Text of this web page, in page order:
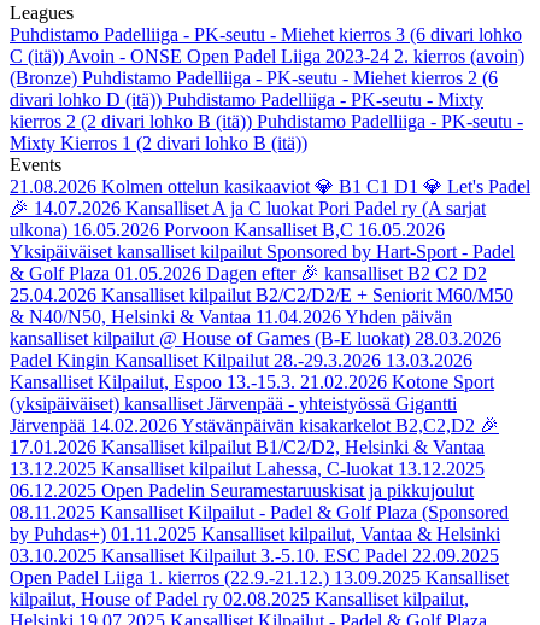
Leagues
Puhdistamo Padelliiga - PK-seutu - Miehet kierros 3 (6 divari lohko
C (itä)) Avoin - ONSE Open Padel Liiga 2023-24 2. kierros (avoin)
(Bronze) Puhdistamo Padelliiga - PK-seutu - Miehet kierros 2 (6
divari lohko D (itä)) Puhdistamo Padelliiga - PK-seutu - Mixty
kierros 2 (2 divari lohko B (itä)) Puhdistamo Padelliiga - PK-seutu -
Mixty Kierros 1 (2 divari lohko B (itä))
Events
21.08.2026 Kolmen ottelun kasikaaviot 💎 B1 C1 D1 💎 Let's Padel
🎉 14.07.2026 Kansalliset A ja C luokat Pori Padel ry (A sarjat
ulkona) 16.05.2026 Porvoon Kansalliset B,C 16.05.2026
Yksipäiväiset kansalliset kilpailut Sponsored by Hart-Sport - Padel
& Golf Plaza 01.05.2026 Dagen efter 🎉 kansalliset B2 C2 D2
25.04.2026 Kansalliset kilpailut B2/C2/D2/E + Seniorit M60/M50
& N40/N50, Helsinki & Vantaa 11.04.2026Yhden päivän
kansalliset kilpailut @ House of Games (B-E luokat) 28.03.2026
Padel Kingin Kansalliset Kilpailut 28.-29.3.2026 13.03.2026
Kansalliset Kilpailut, Espoo 13.-15.3. 21.02.2026 Kotone Sport
(yksipäiväiset) kansalliset Järvenpää - yhteistyössä Gigantti
Järvenpää 14.02.2026Ystävänpäivän kisakarkelot B2,C2,D2 🎉
17.01.2026 Kansalliset kilpailut B1/C2/D2, Helsinki & Vantaa
13.12.2025 Kansalliset kilpailut Lahessa, C-luokat 13.12.2025
06.12.2025 Open Padelin Seuramestaruuskisat ja pikkujoulut
08.11.2025 Kansalliset Kilpailut - Padel & Golf Plaza (Sponsored
by Puhdas+) 01.11.2025 Kansalliset kilpailut, Vantaa & Helsinki
03.10.2025 Kansalliset Kilpailut 3.-5.10. ESC Padel 22.09.2025
Open Padel Liiga 1. kierros (22.9.-21.12.) 13.09.2025 Kansalliset
kilpailut, House of Padel ry 02.08.2025 Kansalliset kilpailut,
Helsinki 19.07.2025 Kansalliset Kilpailut - Padel & Golf Plaza